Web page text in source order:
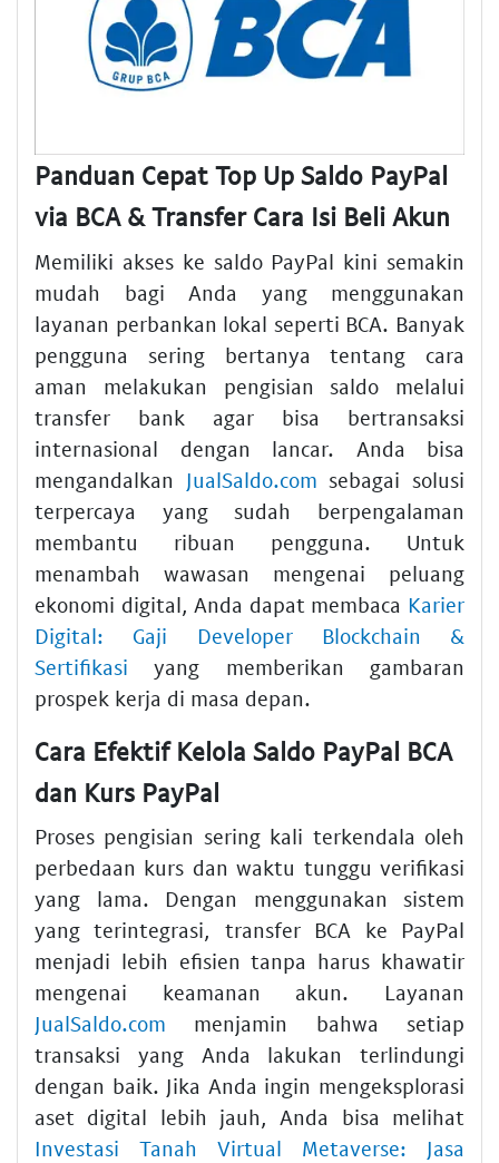
Panduan Cepat Top Up Saldo PayPal
via BCA & Transfer Cara Isi Beli Akun
Memiliki akses ke saldo PayPal kini semakin
mudah bagi Anda yang menggunakan
layanan perbankan lokal seperti BCA. Banyak
pengguna sering bertanya tentang cara
aman melakukan pengisian saldo melalui
transfer bank agar bisa bertransaksi
internasional dengan lancar. Anda bisa
mengandalkan JualSaldo.com sebagai solusi
terpercaya yang sudah berpengalaman
membantu ribuan pengguna. Untuk
menambah wawasan mengenai peluang
ekonomi digital, Anda dapat membaca Karier
Digital: Gaji Developer Blockchain &
Sertifikasi yang memberikan gambaran
prospek kerja di masa depan.
Cara Efektif Kelola Saldo PayPal BCA
dan Kurs PayPal
Proses pengisian sering kali terkendala oleh
perbedaan kurs dan waktu tunggu verifikasi
yang lama. Dengan menggunakan sistem
yang terintegrasi, transfer BCA ke PayPal
menjadi lebih efisien tanpa harus khawatir
mengenai keamanan akun. Layanan
JualSaldo.com menjamin bahwa setiap
transaksi yang Anda lakukan terlindungi
dengan baik. Jika Anda ingin mengeksplorasi
aset digital lebih jauh, Anda bisa melihat
Investasi Tanah Virtual Metaverse: Jasa